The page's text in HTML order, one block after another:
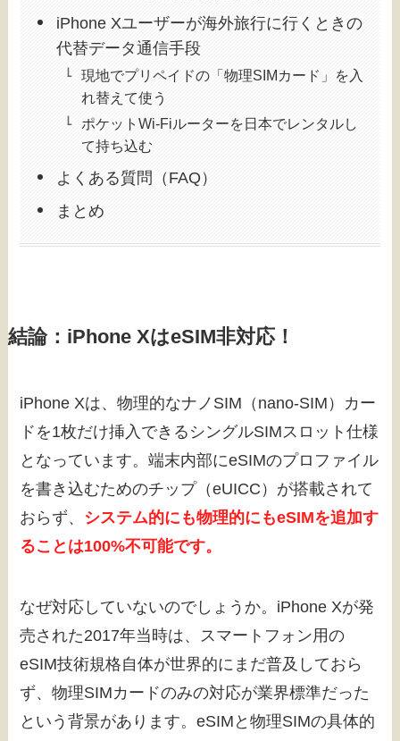
iPhone Xユーザーが海外旅行に行くときの
代替データ通信手段
現地でプリペイドの「物理SIMカード」を入
れ替えて使う
ポケットWi-Fiルーターを日本でレンタルし
て持ち込む
よくある質問（FAQ）
まとめ
結論：iPhone XはeSIM非対応！
iPhone Xは、物理的なナノSIM（nano-SIM）カー
ドを1枚だけ挿入できるシングルSIMスロット仕様
となっています。端末内部にeSIMのプロファイル
を書き込むためのチップ（eUICC）が搭載されて
おらず、 システム的にも物理的にもeSIMを追加す
ることは100%不可能です。
なぜ対応していないのでしょうか。iPhone Xが発
売された2017年当時は、スマートフォン用の
eSIM技術規格自体が世界的にまだ普及しておら
ず、物理SIMカードのみの対応が業界標準だった
という背景があります。eSIMと物理SIMの具体的